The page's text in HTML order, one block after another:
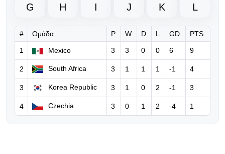
Ο Γκάβι κράτησε την υπόσχεσή του
Νέο ξεκάθαρο μήνυμα της UEFA
προς τη FIFA για τον Ινφαντίνο
06.08.2026 | 10:36
FIFA: Παραδέχεται λάθη του
Ινφαντίνο, τον στηρίζει και
G H I J K L
# Ομάδα P W D L GD PTS
1 Mexico 3 3 0 0 6 9
2 South Africa 3 1 1 1 -1 4
3 Korea Republic 3 1 0 2 -1 3
4 Czechia 3 0 1 2 -4 1